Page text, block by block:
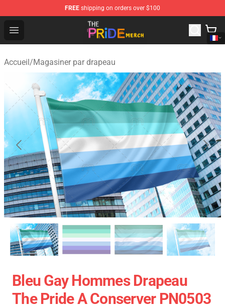
FREE shipping on orders over $100
Open menu
The Pride Shop - Official The Pride Merchandise Store
Accueil/Magasiner par drapeau
Bleu Gay Hommes Drapeau
The Pride A Conserver PN0503